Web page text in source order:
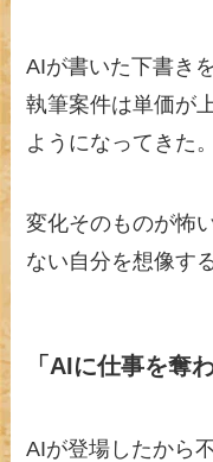
AIが書いた下書き
執筆案件は単価が
ようになってきた。
変化そのものが怖
ない自分を想像す
「AIに仕事を奪
AIが登場したから